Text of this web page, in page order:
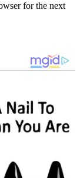
for the next